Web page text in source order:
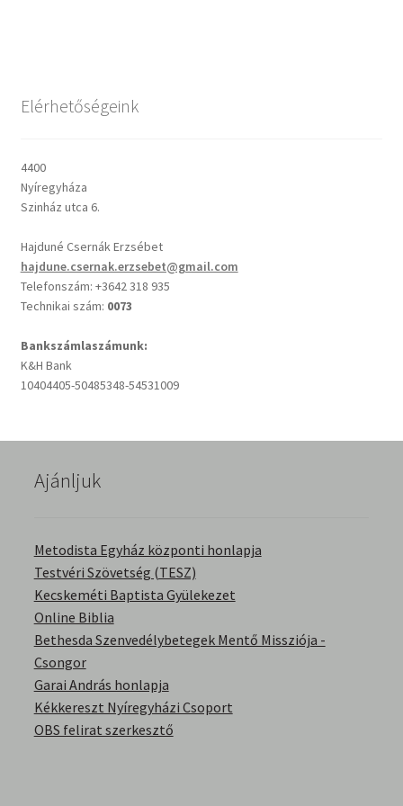
Cseri Kálmán: A kegyelem harmatja
Oswald Chambers: Krisztus mindenek felett
Mindennapi kenyerünk
Alkalmaink
Elérhetőségek
Képek
Kitekintés
Könyvtár
Család-Házasság
Életrajzok-Regények
Elérhetőségeink
4400
Nyíregyháza
Szinház utca 6.
Hajduné Csernák Erzsébet
hajdune.csernak.erzsebet@gmail.com
Telefonszám: +3642 318 935
Technikai szám: 0073
Bankszámlaszámunk:
K&H Bank
10404405-50485348-54531009
Ajánljuk
Metodista Egyház központi honlapja
Testvéri Szövetség (TESZ)
Kecskeméti Baptista Gyülekezet
Online Biblia
Bethesda Szenvedélybetegek Mentő Missziója -
Csongor
Garai András honlapja
Kékkereszt Nyíregyházi Csoport
OBS felirat szerkesztő